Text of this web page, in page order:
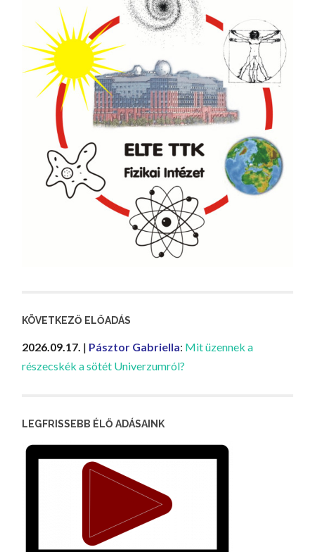
KÖVETKEZŐ ELŐADÁS
2026.09.17. | Pásztor Gabriella: Mit üzennek a
részecskék a sötét Univerzumról?
LEGFRISSEBB ÉLŐ ADÁSAINK